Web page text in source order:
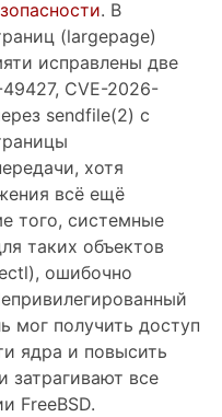
. В
(largepage)
исправлены две
CVE-2026-
sendfile(2) с
хотя
всё ещё
того, системные
таких объектов
ошибочно
мог получить доступ
ядра и повысить
затрагивают все
FreeBSD.